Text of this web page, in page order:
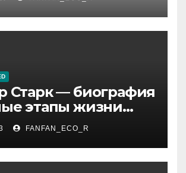
измерений
Старк — биография
этапы жизни
миллиардера и
FANFAN_ECO_R